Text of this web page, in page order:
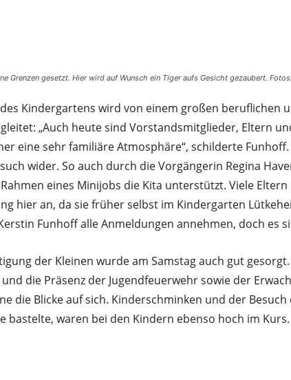
Grenzen gesetzt. Hier wird auf Wunsch ein Tiger aufs Gesicht gezaubert.
Kindergartens wird von einem großen beruflichen
„Auch heute sind Vorstandsmitglieder, Eltern
eine sehr familiäre Atmosphäre“, schilderte
wider. So auch durch die Vorgängerin Regina
eines Minijobs die Kita unterstützt. Viele
hier an, da sie früher selbst im Kindergarten
Funhoff alle Anmeldungen annehmen, doch es
der Kleinen wurde am Samstag auch gut
die Präsenz der Jugendfeuerwehr sowie der
die Blicke auf sich. Kinderschminken und der
bastelte, waren bei den Kindern ebenso hoch im Kurs.